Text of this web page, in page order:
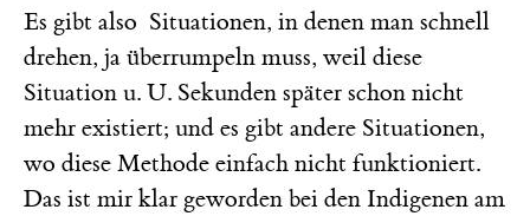
Es gibt also Situationen, in denen man schnell
drehen, ja überrumpeln muss, weil diese
Situation u. U. Sekunden später schon nicht
mehr existiert; und es gibt andere Situationen,
wo diese Methode einfach nicht funktioniert.
Das ist mir klar geworden bei den Indigenen am